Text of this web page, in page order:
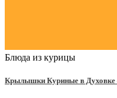
Блюда из курицы
Крылышки Куриные в Духовке